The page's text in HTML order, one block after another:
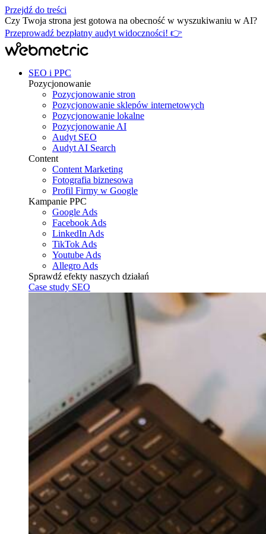
Przejdź do treści
Czy Twoja strona jest gotowa na obecność w wyszukiwaniu w AI?
Przeprowadź bezpłatny audyt widoczności! 👉
SEO i PPC
Pozycjonowanie
Pozycjonowanie stron
Pozycjonowanie sklepów internetowych
Pozycjonowanie lokalne
Pozycjonowanie AI
Audyt SEO
Audyt AI Search
Content
Content Marketing
Fotografia biznesowa
Profil Firmy w Google
Kampanie PPC
Google Ads
Facebook Ads
LinkedIn Ads
TikTok Ads
Youtube Ads
Allegro Ads
Sprawdź efekty naszych działań
Case study SEO